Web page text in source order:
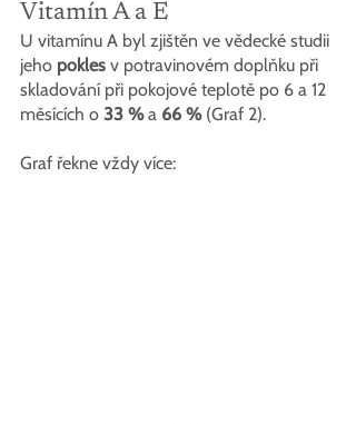
Vitamín A a E
U vitamínu A byl zjištěn ve vědecké studii
jeho pokles v potravinovém doplňku při
skladování při pokojové teplotě po 6 a 12
měsících o 33 % a 66 % (Graf 2).
Graf řekne vždy více: